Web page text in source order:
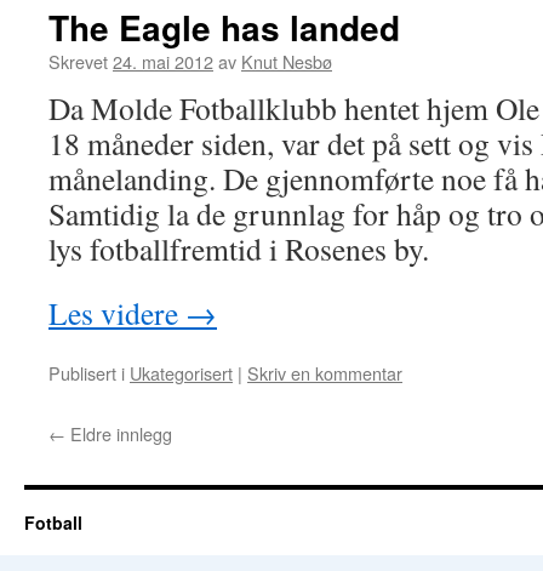
The Eagle has landed
Skrevet24. mai 2012av Knut Nesbø
Da Molde Fotballklubb hentet hjem
18 måneder siden, var det på sett og
månelanding. De gjennomførte noe få
Samtidig la de grunnlag for håp og tro
lys fotballfremtid i Rosenes by.
Les videre →
Publisert i Ukategorisert | Skriv en kommentar
← Eldre innlegg
Fotball